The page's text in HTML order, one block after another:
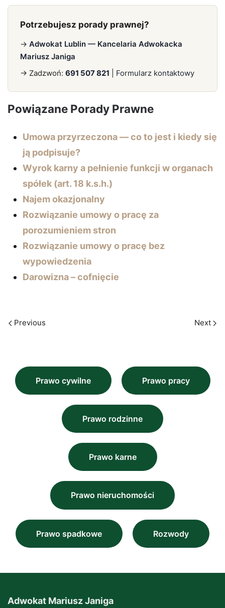
Potrzebujesz porady prawnej?
→ Adwokat Lublin — Kancelaria Adwokacka
Mariusz Janiga
→ Zadzwoń: 691 507 821 Formularz kontaktowy
Powiązane Porady Prawne
Umowa przyrzeczona — co to jest i kiedy się
ją podpisuje?
Wyrok karny a pełnienie funkcji w organach
spółek (art. 18 k.s.h.)
Najem okazjonalny
Rozwiązanie umowy o pracę za
porozumieniem stron
Rozwiązanie umowy o pracę bez
wypowiedzenia
Darowizna – cofnięcie
Previous Next
Prawo cywilne Prawo pracy
Prawo rodzinne
Prawo karne
Prawo nieruchomości
Prawo spadkowe Rozwody
Adwokat Mariusz Janiga